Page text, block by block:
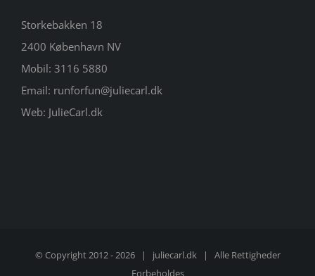
Storkebakken 18
2400 København NV
Mobil: 3116 5880
Email: runforfun@juliecarl.dk
Web: JulieCarl.dk
© Copyright 2012 -2026 | juliecarl.dk| Alle Rettigheder
Forbeholdes